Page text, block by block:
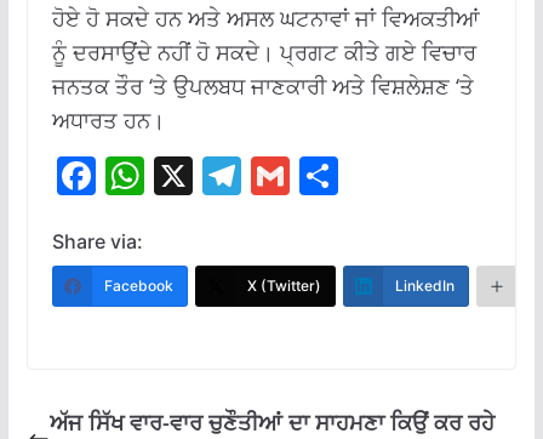
ਹੋਏ ਹੋ ਸਕਦੇ ਹਨ ਅਤੇ ਅਸਲ ਘਟਨਾਵਾਂ ਜਾਂ ਵਿਅਕਤੀਆਂ
ਨੂੰ ਦਰਸਾਉਂਦੇ ਨਹੀਂ ਹੋ ਸਕਦੇ। ਪ੍ਰਗਟ ਕੀਤੇ ਗਏ ਵਿਚਾਰ
ਜਨਤਕ ਤੌਰ ‘ਤੇ ਉਪਲਬਧ ਜਾਣਕਾਰੀ ਅਤੇ ਵਿਸ਼ਲੇਸ਼ਣ ‘ਤੇ
ਅਧਾਰਤ ਹਨ।
F
e
b
k
W
at
s
p
X T
e
gr
G
ai
l
S
ar
e
Share via:
Facebook X (Twitter) LinkedIn
ਅੱਜ ਸਿੱਖ ਵਾਰ-ਵਾਰ ਚੁਣੌਤੀਆਂ ਦਾ ਸਾਹਮਣਾ ਕਿਉਂ ਕਰ ਰਹੇ